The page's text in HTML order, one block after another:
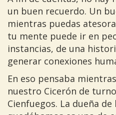
un buen recuerdo. Un
mientras puedas
tu mente puede ir en
instancias, de una
generar conexiones
En eso pensaba
nuestro Cicerón de
Cienfuegos. La dueña